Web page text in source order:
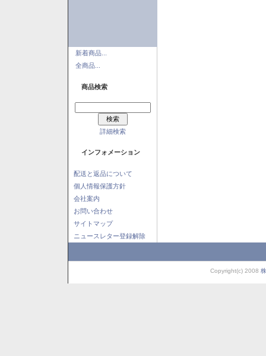
新着商品...
全商品...
商品検索
詳細検索
インフォメーション
配送と返品について
個人情報保護方針
会社案内
お問い合わせ
サイトマップ
ニュースレター登録解除
Copyright(c) 2008